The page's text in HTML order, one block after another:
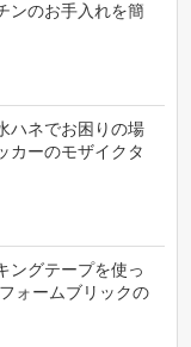
ンのお手入れを簡
ハネでお困りの場
カーのモザイクタ
ングテープを使っ
ォームブリックの